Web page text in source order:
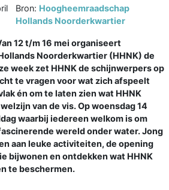
Bron: Hoogheemraadschap
Hollands Noorderkwartier
12 t/m 16 mei organiseert
Noorderkwartier (HHNK) de
week zet HHNK de schijnwerpers op
te vragen voor wat zich afspeelt
én om te laten zien wat HHNK
van de vis. Op woensdag 14
waarbij iedereen welkom is om
wereld onder water. Jong
aan leuke activiteiten, de opening
bijwonen en ontdekken wat HHNK
te beschermen.